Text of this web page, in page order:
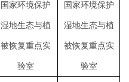
国家环境保护
湿地生态与植
被恢复重点实
验室
国家环境保护
湿地生态与植
被恢复重点实
验室